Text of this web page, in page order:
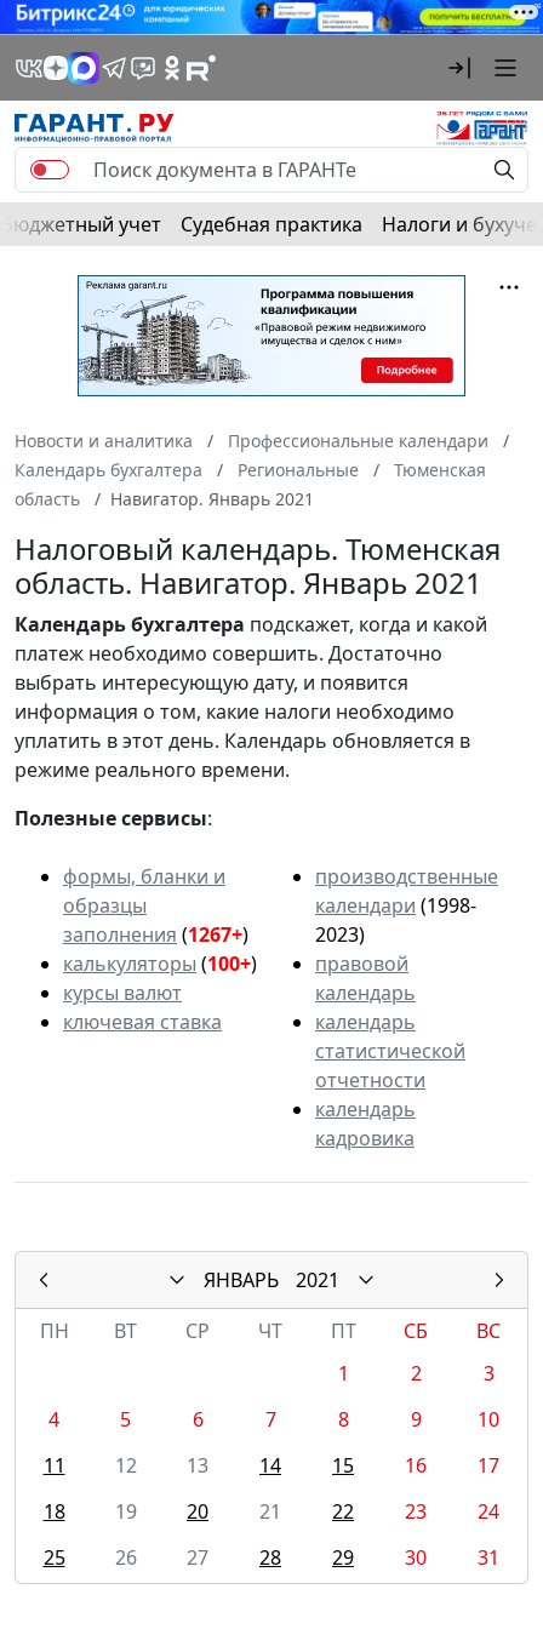
Бюджетный учет Судебная практика Налоги и
Новости и аналитика
Профессиональные календари
Календарь бухгалтера
Региональные
Тюменская
область
Навигатор. Январь 2021
Налоговый календарь. Тюменская
область. Навигатор. Январь 2021
Календарьбухгалтера подскажет, когда и какой
платеж необходимо совершить. Достаточно
выбрать интересующую дату, и появится
информация о том, какие налоги необходимо
уплатить в этот день. Календарь обновляется в
режиме реального времени.
Полезные сервисы:
формы, бланки и
образцы
заполнения (1267+)
калькуляторы (100+)
курсы валют
ключевая ставка
производственные
календари (1998-
2023)
правовой
календарь
календарь
статистической
отчетности
календарь
кадровика
ЯНВАРЬ
2021
ПН
ВТ СР ЧТ ПТ СБ
ВС
1
2
3
4
5 6 7 8 9
10
11
12 13 14 15 16
17
18
19 20 21 22 23
24
25
26 27 28 29 30 31